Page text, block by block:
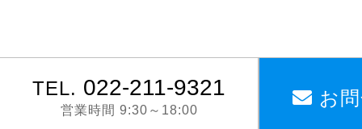
TEL. 022-211-9321
営業時間 9:30～18:00
お